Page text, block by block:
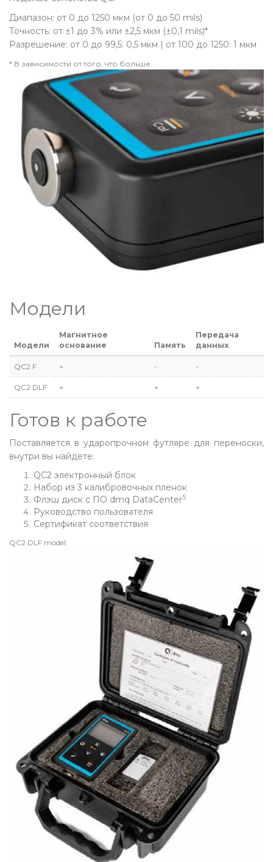
Диапазон: от 0 до 1250 мкм (от 0 до 50 mils)
Точность: от ±1 до 3% или ±2,5 мкм (±0,1 mils)*
Разрешение: от 0 до 99,5: 0,5 мкм | от 100 до 1250: 1 мкм
* В зависимости от того, что больше.
Модели
Модели
Магнитное
основание
Память
Передача
данных
QC2 F + - -
QC2 DLF + + +
Готов к работе
Поставляется в ударопрочном футляре для переноски,
внутри вы найдете:
QC2 электронный блок
Набор из 3 калибровочных пленок
Флэш диск с ПО dmq DataCenter5
Руководство пользователя
Сертификат соответствия
QC2 DLF model.